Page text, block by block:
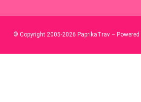
© Copyright 2005-2026 PaprikaTrav –